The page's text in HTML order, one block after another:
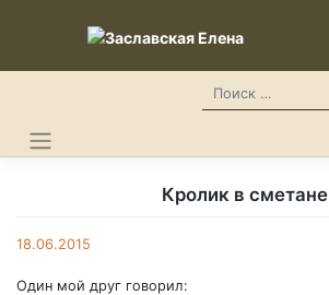
Кролик в сметане
18.06.2015
Один мой друг говорил: